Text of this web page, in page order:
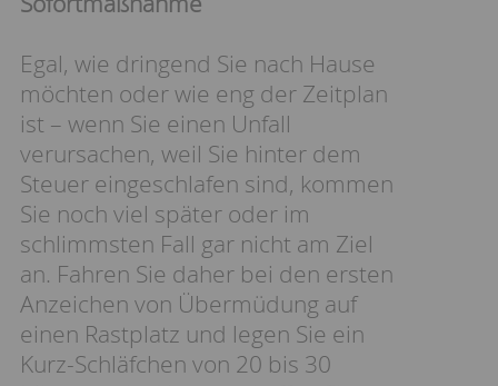
Egal, wie dringend Sie nach Hause
möchten oder wie eng der Zeitplan
ist – wenn Sie einen Unfall
verursachen, weil Sie hinter dem
Steuer eingeschlafen sind, kommen
Sie noch viel später oder im
schlimmsten Fall gar nicht am Ziel
an. Fahren Sie daher bei den ersten
Anzeichen von Übermüdung auf
einen Rastplatz und legen Sie ein
Kurz-Schläfchen von 20 bis 30